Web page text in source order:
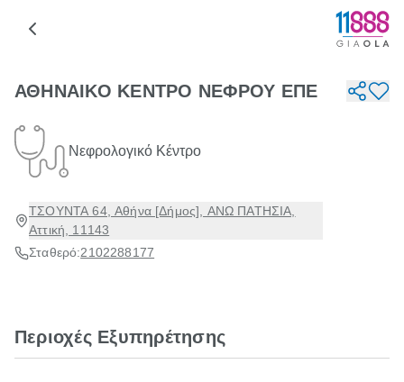
ΑΘΗΝΑΙΚΟ ΚΕΝΤΡΟ ΝΕΦΡΟΥ ΕΠΕ
Νεφρολογικό Κέντρο
ΤΣΟΥΝΤΑ 64, Αθήνα [Δήμος], ΑΝΩ ΠΑΤΗΣΙΑ,
Αττική, 11143
Σταθερό:2102288177
Περιοχές Εξυπηρέτησης